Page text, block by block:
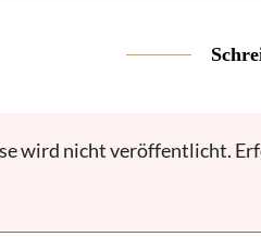
wird nicht veröffentlicht.